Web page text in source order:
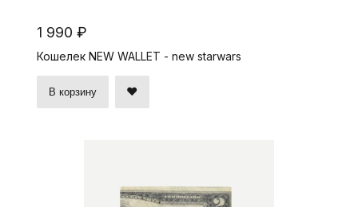
1 990 ₽
Кошелек NEW WALLET - new starwars
В корзину